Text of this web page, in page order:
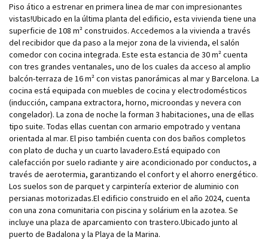
Piso ático a estrenar en primera linea de mar con impresionantes
vistas!Ubicado en la última planta del edificio, esta vivienda tiene una
superficie de 108 m² construidos. Accedemos a la vivienda a través
del recibidor que da paso a la mejor zona de la vivienda, el salón
comedor con cocina integrada. Este esta estancia de 30 m² cuenta
con tres grandes ventanales, uno de los cuales da acceso al amplio
balcón-terraza de 16 m² con vistas panorámicas al mar y Barcelona. La
cocina está equipada con muebles de cocina y electrodomésticos
(inducción, campana extractora, horno, microondas y nevera con
congelador). La zona de noche la forman 3 habitaciones, una de ellas
tipo suite. Todas ellas cuentan con armario empotrado y ventana
orientada al mar. El piso también cuenta con dos baños completos
con plato de ducha y un cuarto lavadero.Está equipado con
calefacción por suelo radiante y aire acondicionado por conductos, a
través de aerotermia, garantizando el confort y el ahorro energético.
Los suelos son de parquet y carpintería exterior de aluminio con
persianas motorizadas.El edificio construido en el año 2024, cuenta
con una zona comunitaria con piscina y solárium en la azotea. Se
incluye una plaza de aparcamiento con trastero.Ubicado junto al
puerto de Badalona y la Playa de la Marina.